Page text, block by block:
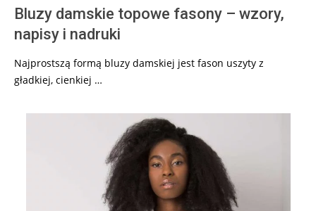
Bluzy damskie topowe fasony – wzory,
napisy i nadruki
Najprostszą formą bluzy damskiej jest fason uszyty z
gładkiej, cienkiej …